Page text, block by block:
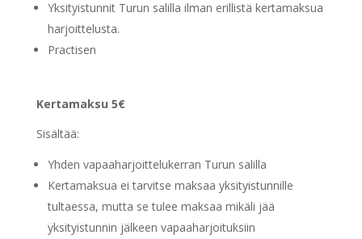
Yksityistunnit Turun salilla ilman erillistä kertamaksua
harjoittelusta.
Practisen
Kertamaksu 5€
Sisältää:
Yhden vapaaharjoittelukerran Turun salilla
Kertamaksua ei tarvitse maksaa yksityistunnille
tultaessa, mutta se tulee maksaa mikäli jää
yksityistunnin jälkeen vapaaharjoituksiin